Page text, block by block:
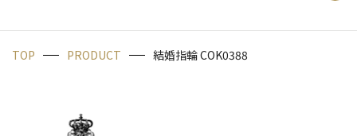
TOP PRODUCT 結婚指輪 COK0388